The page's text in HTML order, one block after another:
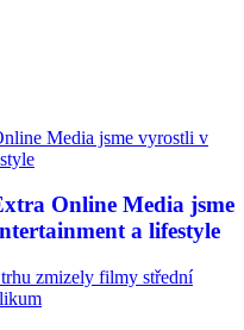
Online Media jsme
a lifestyle